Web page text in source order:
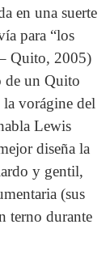
en una suerte
para “los
Quito, 2005)
de un Quito
vorágine del
Lewis
diseña la
y gentil,
(sus
terno durante